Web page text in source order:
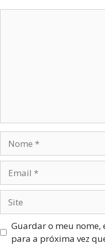
Guardar o meu nome,
para a próxima vez